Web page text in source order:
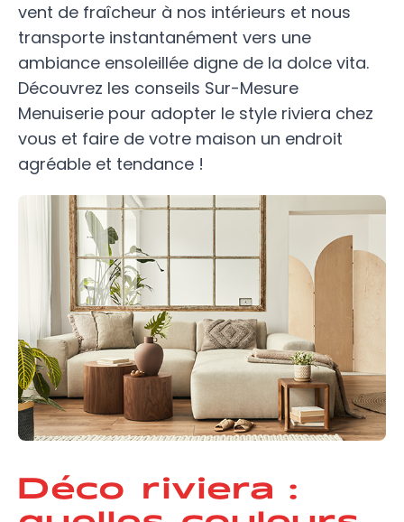
vent de fraîcheur à nos intérieurs et nous
transporte instantanément vers une
ambiance ensoleillée digne de la dolce vita.
Découvrez les conseils Sur-Mesure
Menuiserie pour adopter le style riviera chez
vous et faire de votre maison un endroit
agréable et tendance !
Déco riviera :